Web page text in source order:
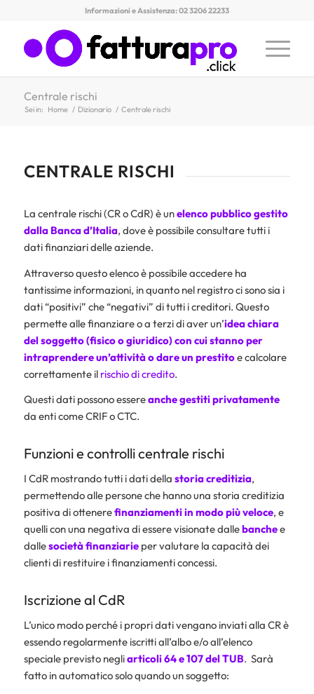
Informazioni e Assistenza: 02 3206 22233
Centrale rischi
Sei in: Home / Dizionario / Centrale rischi
CENTRALE RISCHI
La centrale rischi (CR o CdR) è unelenco pubblico gestito
dalla Banca d’Italia, dove è possibile consultare tutti i
dati finanziari delle aziende.
Attraverso questo elenco è possibile accedere ha
tantissime informazioni, in quanto nel registro ci sono sia i
dati “positivi” che “negativi” di tutti i creditori. Questo
permette alle finanziare o a terzi di aver un’idea chiara
del soggetto (fisico o giuridico) con cui stanno per
intraprendere un’attività o dare un prestitoe calcolare
correttamente il rischio di credito.
Questi dati possono essereanche gestiti privatamente
da enti come CRIF o CTC.
Funzioni e controlli centrale rischi
I CdR mostrando tutti i dati della storia creditizia,
permettendo alle persone che hanno una storia creditizia
positiva di ottenerefinanziamenti in modo più veloce, e
quelli con una negativa di essere visionate dallebanchee
dallesocietà finanziarieper valutare la capacità dei
clienti di restituire i finanziamenti concessi.
Iscrizione al CdR
L’unico modo perché i propri dati vengano inviati alla CR è
essendo regolarmente iscritti all’albo e/o all’elenco
speciale previsto negliarticoli 64 e 107 del TUB. Sarà
fatto in automatico solo quando un soggetto: